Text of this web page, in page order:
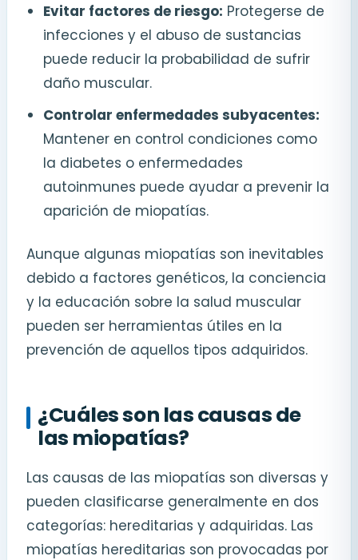
Evitar factores de riesgo: Protegerse de
infecciones y el abuso de sustancias
puede reducir la probabilidad de sufrir
daño muscular.
Controlar enfermedades subyacentes:
Mantener en control condiciones como
la diabetes o enfermedades
autoinmunes puede ayudar a prevenir la
aparición de miopatías.
Aunque algunas miopatías son inevitables
debido a factores genéticos, la conciencia
y la educación sobre la salud muscular
pueden ser herramientas útiles en la
prevención de aquellos tipos adquiridos.
¿Cuáles son las causas de
las miopatías?
Las causas de las miopatías son diversas y
pueden clasificarse generalmente en dos
categorías: hereditarias y adquiridas. Las
miopatías hereditarias son provocadas por